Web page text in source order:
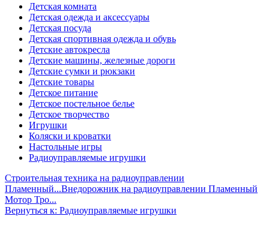
Детская комната
Детская одежда и аксессуары
Детская посуда
Детская спортивная одежда и обувь
Детские автокресла
Детские машины, железные дороги
Детские сумки и рюкзаки
Детские товары
Детское питание
Детское постельное белье
Детское творчество
Игрушки
Коляски и кроватки
Настольные игры
Радиоуправляемые игрушки
Строительная техника на радиоуправлении
Пламенный...Внедорожник на радиоуправлении Пламенный
Мотор Тро...
Вернуться к: Радиоуправляемые игрушки